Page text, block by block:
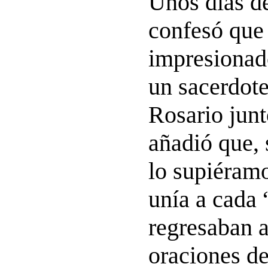
confesó
un
Rosario
añadió que,
lo
unía a cada
regresaban
oraciones